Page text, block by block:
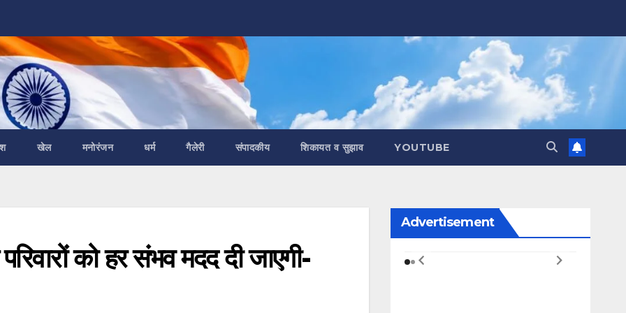
खेल मनोरंजन धर्म गैलेरी संपादकीय शिकायत व सुझाव YOUTUBE
को हर संभव मदद दी जाएगी-
Advertisement